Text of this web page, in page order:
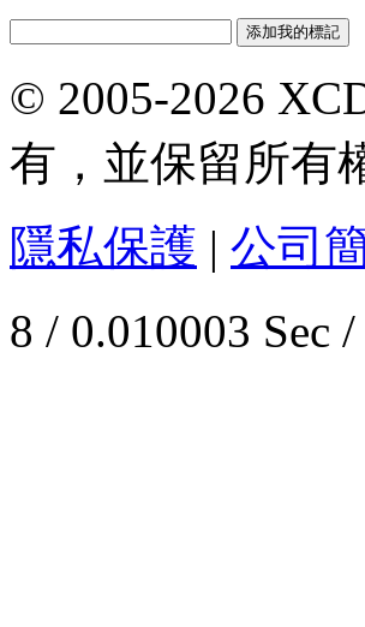
© 2005-2026
有，並保留所有
隱私保護 | 公司
8 / 0.010003 Sec